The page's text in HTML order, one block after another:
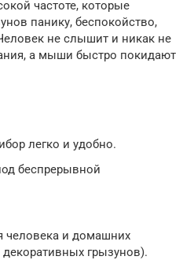
частоте, которые
панику, беспокойство,
не слышит и никак не
а мыши быстро покидают
легко и удобно.
беспрерывной
человека и домашних
грызунов).